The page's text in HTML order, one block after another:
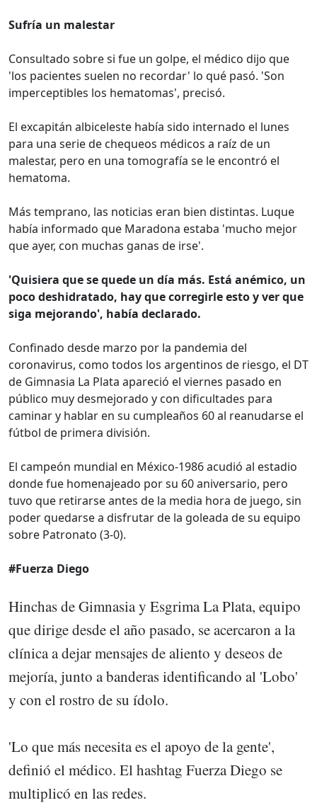
Sufría un malestar
Consultado sobre si fue un golpe, el médico dijo que
'los pacientes suelen no recordar' lo qué pasó. 'Son
imperceptibles los hematomas', precisó.
El excapitán albiceleste había sido internado el lunes
para una serie de chequeos médicos a raíz de un
malestar, pero en una tomografía se le encontró el
hematoma.
Más temprano, las noticias eran bien distintas. Luque
había informado que Maradona estaba 'mucho mejor
que ayer, con muchas ganas de irse'.
'Quisiera que se quede un día más. Está anémico, un
poco deshidratado, hay que corregirle esto y ver que
siga mejorando', había declarado.
Confinado desde marzo por la pandemia del
coronavirus, como todos los argentinos de riesgo, el DT
de Gimnasia La Plata apareció el viernes pasado en
público muy desmejorado y con dificultades para
caminar y hablar en su cumpleaños 60 al reanudarse el
fútbol de primera división.
El campeón mundial en México-1986 acudió al estadio
donde fue homenajeado por su 60 aniversario, pero
tuvo que retirarse antes de la media hora de juego, sin
poder quedarse a disfrutar de la goleada de su equipo
sobre Patronato (3-0).
#Fuerza Diego
Hinchas de Gimnasia y Esgrima La Plata, equipo
que dirige desde el año pasado, se acercaron a la
clínica a dejar mensajes de aliento y deseos de
mejoría, junto a banderas identificando al 'Lobo'
y con el rostro de su ídolo.
'Lo que más necesita es el apoyo de la gente',
definió el médico. El hashtag Fuerza Diego se
multiplicó en las redes.